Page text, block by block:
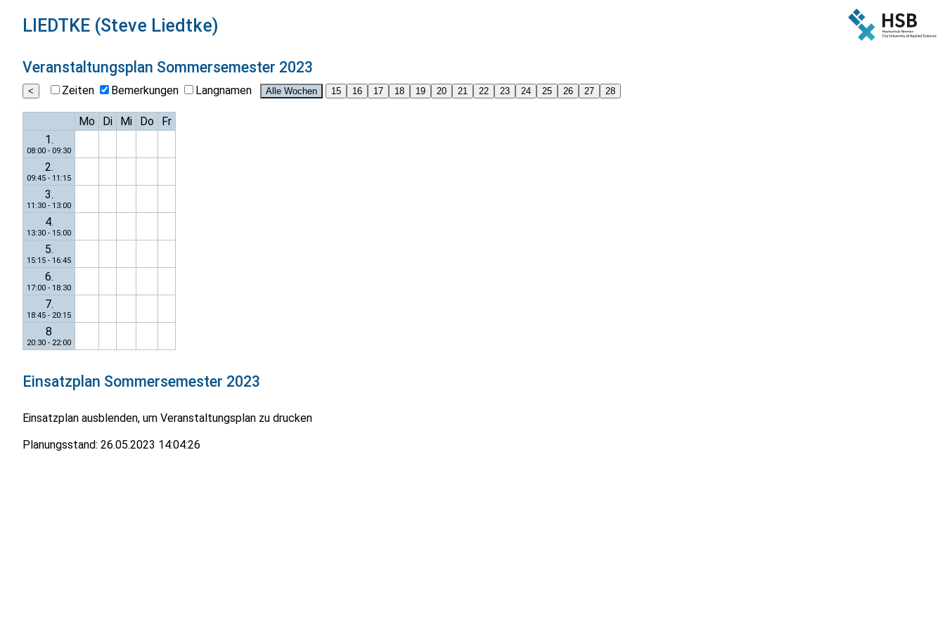
LIEDTKE (Steve Liedtke)
Veranstaltungsplan Sommersemester 2023
Zeiten Bemerkungen Langnamen
Mo Di Mi Do
Fr
1.
08:00 - 09:30
2.
09:45 - 11:15
3.
11:30 - 13:00
4.
13:30 - 15:00
5.
15:15 - 16:45
6.
17:00 - 18:30
7.
18:45 - 20:15
8
20:30 - 22:00
Einsatzplan Sommersemester 2023
Einsatzplan ausblenden, um Veranstaltungsplan zu drucken
Planungsstand: 26.05.2023 14:04:26